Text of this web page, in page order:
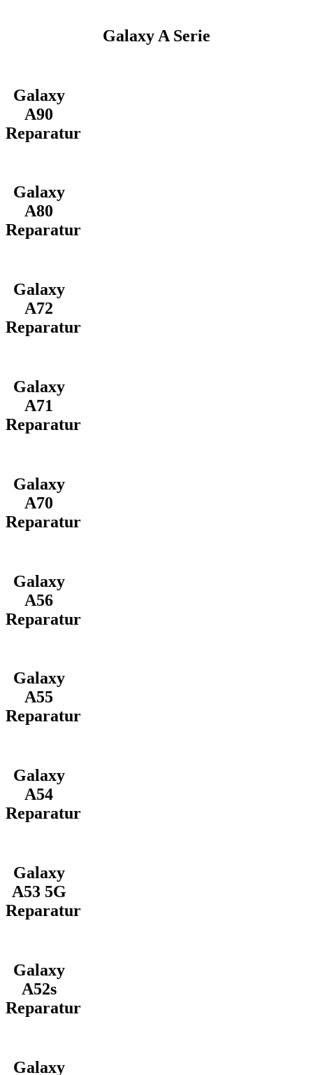
Galaxy A Serie
Galaxy
A90
Reparatur
Galaxy
A80
Reparatur
Galaxy
A72
Reparatur
Galaxy
A71
Reparatur
Galaxy
A70
Reparatur
Galaxy
A56
Reparatur
Galaxy
A55
Reparatur
Galaxy
A54
Reparatur
Galaxy
A53 5G
Reparatur
Galaxy
A52s
Reparatur
Galaxy